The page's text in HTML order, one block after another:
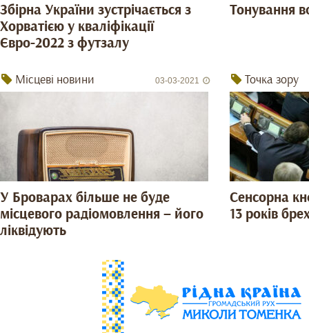
Збірна України зустрічається з
Хорватією у кваліфікації
Євро-2022 з футзалу
Тонування
Місцеві новини 03-03-2021
У Броварах більше не буде
місцевого радіомовлення – його
ліквідують
Точка зору
Сенсорна
13 років